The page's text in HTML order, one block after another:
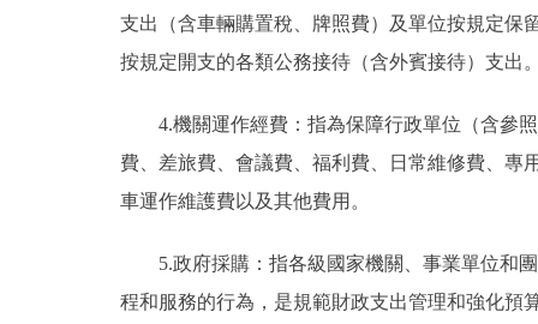
支出（含車輛購置稅、牌照費）及單位按規定保
按規定開支的各類公務接待（含外賓接待）支出
4.機關運作經費：指為保障行政單位（含參
費、差旅費、會議費、福利費、日常維修費、專
車運作維護費以及其他費用。
5.政府採購：指各級國家機關、事業單位和
程和服務的行為，是規範財政支出管理和強化預